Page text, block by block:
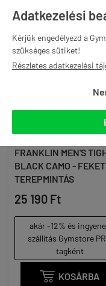
Adatkezelési
Kérjük engedélyezd a
szükséges sütiket!
Részletes adatkezelési
FRANKLIN MEN'S
BLACK CAMO -
TEREPMINTÁS
25 190 Ft
akár -12% és
szállítás Gymstore
tagként
 KOSÁRBA